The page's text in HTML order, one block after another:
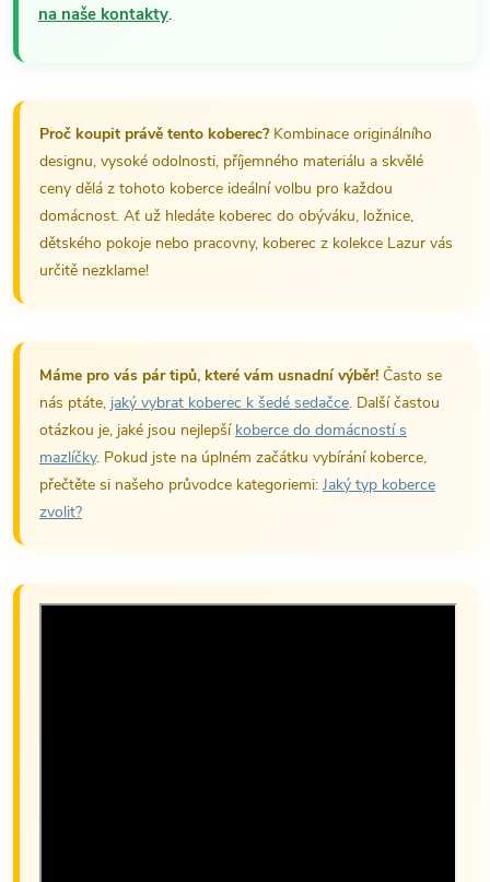
na naše kontakty.
Proč koupit právě tento koberec?Kombinace originálního
designu, vysoké odolnosti, příjemného materiálu a skvělé
ceny dělá z tohoto koberce ideální volbu pro každou
domácnost. Ať už hledáte koberec do obýváku, ložnice,
dětského pokoje nebo pracovny, koberec z kolekce Lazur vás
určitě nezklame!
Máme pro vás pár tipů, které vám usnadní výběr! Často se
nás ptáte, jaký vybrat koberec k šedé sedačce. Další častou
otázkou je, jaké jsou nejlepší koberce do domácností s
mazlíčky. Pokud jste na úplném začátku vybírání koberce,
přečtěte si našeho průvodce kategoriemi: Jaký typ koberce
zvolit?